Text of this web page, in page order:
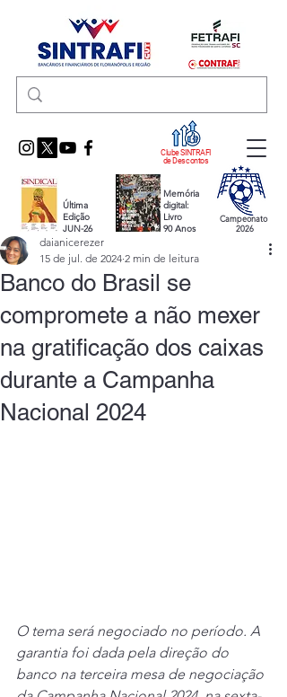
Clube SINTRAFI
de Descontos
Última
Edição
JUN-26
Memória
digital:
Livro
90 Anos
Campeonato
2026
Banco do Brasil se
compromete a não mexer
na gratificação dos caixas
durante a Campanha
Nacional 2024
daianicerezer
15 de jul. de 2024 2 min de leitura
O tema será negociado no período. A
garantia foi dada pela direção do
banco na terceira mesa de negociação